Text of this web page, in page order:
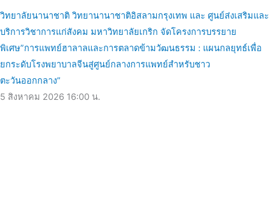
วิทยาลัยนานาชาติ วิทยานานาชาติอิสลามกรุงเทพ และ ศูนย์ส่งเสริมและ
บริการวิชาการแก่สังคม มหาวิทยาลัยเกริก จัดโครงการบรรยาย
พิเศษ”การแพทย์ฮาลาลและการตลาดข้ามวัฒนธรรม : แผนกลยุทธ์เพื่อ
ยกระดับโรงพยาบาลจีนสู่ศูนย์กลางการแพทย์สำหรับชาว
ตะวันออกกลาง”
5 สิงหาคม 2026 16:00 น.